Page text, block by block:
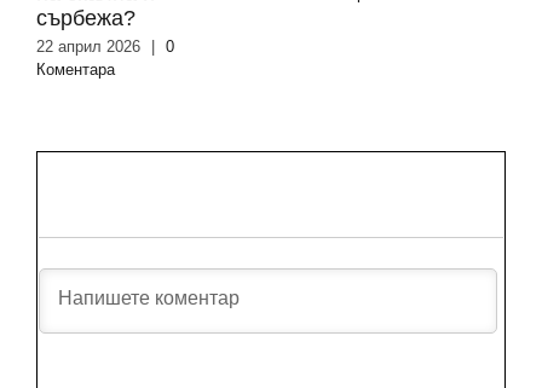
сърбежа?
22 април 2026
0
Коментара